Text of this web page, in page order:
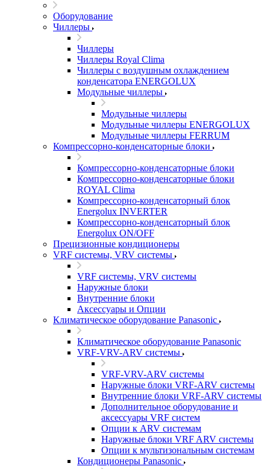
Оборудование
Чиллеры
Чиллеры
Чиллеры Royal Clima
Чиллеры с воздушным охлаждением
конденсатора ENERGOLUX
Модульные чиллеры
Модульные чиллеры
Модульные чиллеры ENERGOLUX
Модульные чиллеры FERRUM
Компрессорно-конденсаторные блоки
Компрессорно-конденсаторные блоки
Компрессорно-конденсаторные блоки
ROYAL Clima
Компрессорно-конденсаторный блок
Energolux INVERTER
Компрессорно-конденсаторный блок
Energolux ON/OFF
Прецизионные кондиционеры
VRF системы, VRV системы
VRF системы, VRV системы
Наружные блоки
Внутренние блоки
Аксессуары и Опции
Климатическое оборудование Panasonic
Климатическое оборудование Panasonic
VRF-VRV-ARV системы
VRF-VRV-ARV системы
Наружные блоки VRF-ARV системы
Внутренние блоки VRF-ARV системы
Дополнительное оборудование и
аксессуары VRF систем
Опции к ARV системам
Наружные блоки VRF ARV системы
Опции к мультизональным системам
Кондиционеры Panasonic